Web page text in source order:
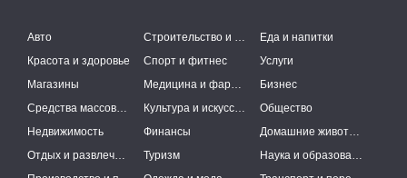
Авто Строительство и ремонт
Еда и напитки
Красота и здоровье
Спорт и фитнес
Услуги
Магазины
Медицина и фармацевтика
Бизнес
Средства массовой информации
Культура и искусство
Общество
Недвижимость
Финансы
Домашние животные
Отдых и развлечения
Туризм
Наука и образование